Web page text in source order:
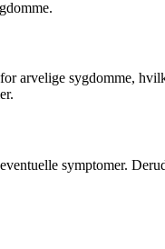
arvelige sygdomme,
symptomer.